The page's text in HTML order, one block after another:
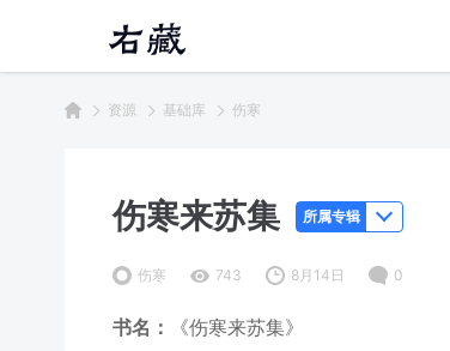
资源 基础库 伤寒
伤寒来苏集 所属专辑
伤寒 743 8月14日 0
书名： 《伤寒来苏集》